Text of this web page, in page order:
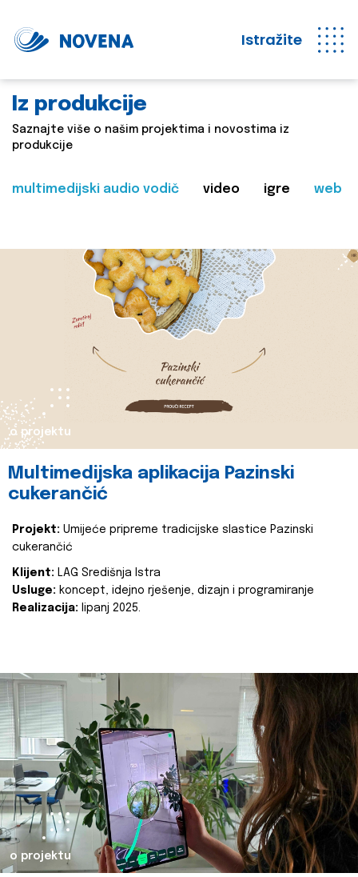
Istražite
Iz produkcije
Saznajte više o našim projektima i novostima iz
produkcije
multimedijski audio vodič video igre web
o projektu
Multimedijska aplikacija Pazinski
cukerančić
Projekt: Umijeće pripreme tradicijske slastice Pazinski
cukerančić
Klijent: LAG Središnja Istra
Usluge: koncept, idejno rješenje, dizajn i programiranje
Realizacija: lipanj 2025.
o projektu